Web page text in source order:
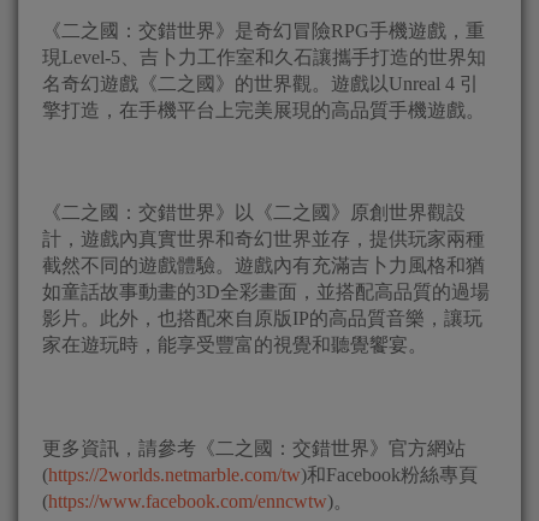
《二之國：交錯世界》是奇幻冒險RPG手機遊戲，重
現Level-5、吉卜力工作室和久石讓攜手打造的世界知
名奇幻遊戲《二之國》的世界觀。遊戲以Unreal 4 引
擎打造，在手機平台上完美展現的高品質手機遊戲。
《二之國：交錯世界》以《二之國》原創世界觀設
計，遊戲內真實世界和奇幻世界並存，提供玩家兩種
截然不同的遊戲體驗。遊戲內有充滿吉卜力風格和猶
如童話故事動畫的3D全彩畫面，並搭配高品質的過場
影片。此外，也搭配來自原版IP的高品質音樂，讓玩
家在遊玩時，能享受豐富的視覺和聽覺饗宴。
更多資訊，請參考《二之國：交錯世界》官方網站
(https://2worlds.netmarble.com/tw)和Facebook粉絲專頁
(https://www.facebook.com/enncwtw)。